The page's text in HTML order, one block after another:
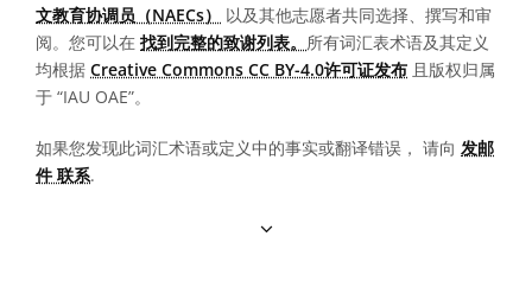
文教育协调员（NAECs）
以及其他志愿者共同选择、撰写和审
阅。您可以在 找到完整的致谢列表。 所有词汇表术语及其定义
均根据 Creative Commons CC BY-4.0许可证发布 且版权归属
于 “IAU OAE”。
如果您发现此词汇术语或定义中的事实或翻译错误， 请向 发邮
件 联系.